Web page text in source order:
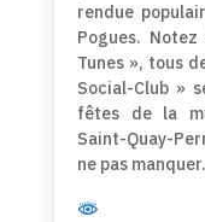
rendue
Pogues.
Tunes », tous
Social-Club »
fêtes de la
Saint-Quay-
ne pas manquer.